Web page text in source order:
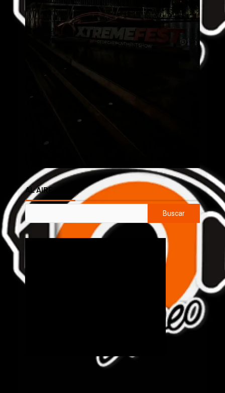
AL AIRE
Buscar